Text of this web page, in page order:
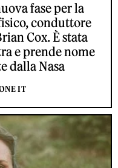
fase per la
conduttore
Cox. È stata
e prende nome
dalla Nasa
IT